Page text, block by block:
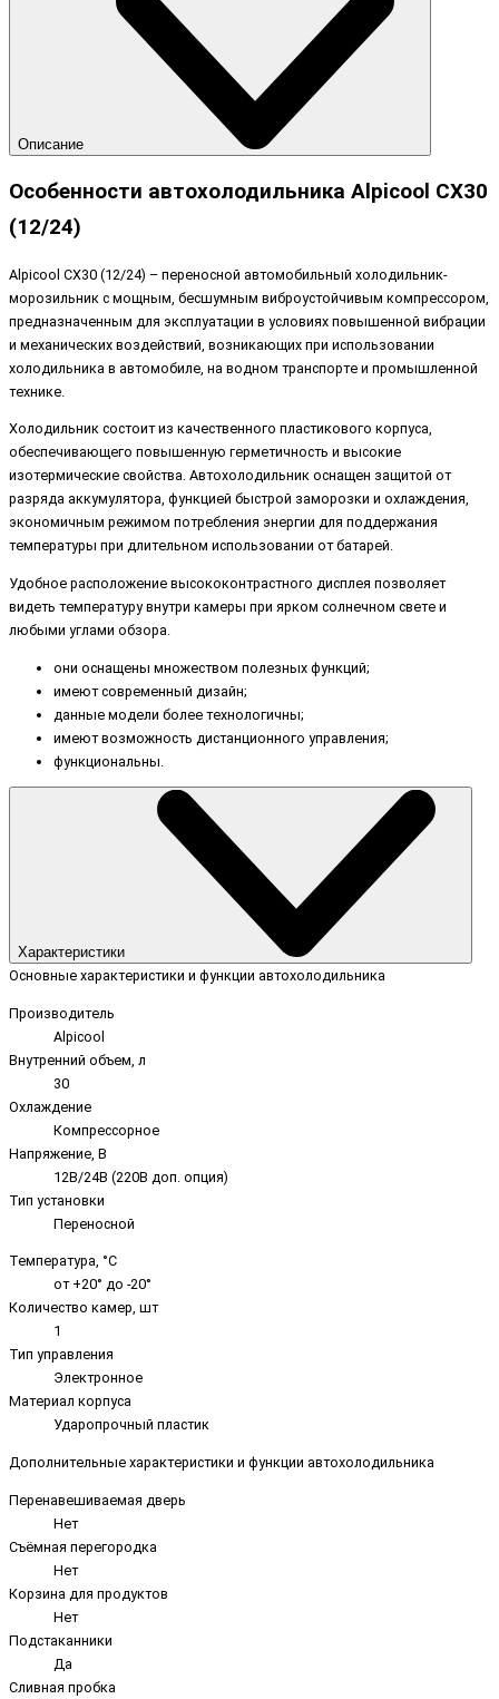
Описание
Особенности автохолодильника Alpicool CX30
(12/24)
Alpicool CX30 (12/24) – переносной автомобильный холодильник-
морозильник с мощным, бесшумным виброустойчивым компрессором,
предназначенным для эксплуатации в условиях повышенной вибрации
и механических воздействий, возникающих при использовании
холодильника в автомобиле, на водном транспорте и промышленной
технике.
Холодильник состоит из качественного пластикового корпуса,
обеспечивающего повышенную герметичность и высокие
изотермические свойства. Автохолодильник оснащен защитой от
разряда аккумулятора, функцией быстрой заморозки и охлаждения,
экономичным режимом потребления энергии для поддержания
температуры при длительном использовании от батарей.
Удобное расположение высококонтрастного дисплея позволяет
видеть температуру внутри камеры при ярком солнечном свете и
любыми углами обзора.
они оснащены множеством полезных функций;
имеют современный дизайн;
данные модели более технологичны;
имеют возможность дистанционного управления;
функциональны.
Характеристики
Основные характеристики и функции автохолодильника
Производитель
Alpicool
Внутренний объем, л
30
Охлаждение
Компрессорное
Напряжение, В
12В/24В (220В доп. опция)
Тип установки
Переносной
Температура, °C
от +20° до -20°
Количество камер, шт
1
Тип управления
Электронное
Материал корпуса
Ударопрочный пластик
Дополнительные характеристики и функции автохолодильника
Перенавешиваемая дверь
Нет
Съёмная перегородка
Нет
Корзина для продуктов
Нет
Подстаканники
Да
Сливная пробка